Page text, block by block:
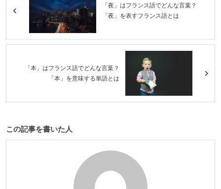
「夜」はフランス語でどんな言葉？
「夜」を表すフランス語とは
「本」はフランス語でどんな言葉？
「本」を意味する単語とは
この記事を書いた人